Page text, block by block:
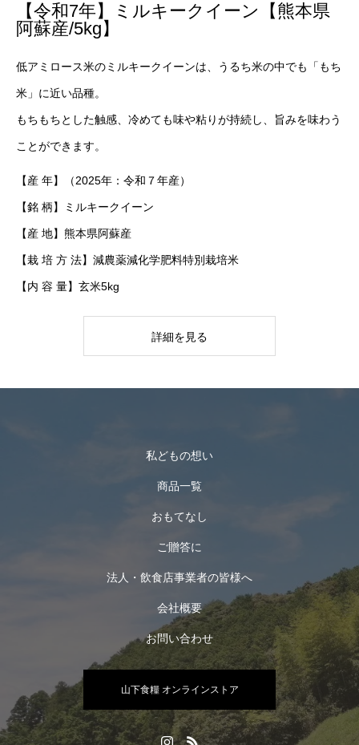
【令和7年】ミルキークイーン【熊本県
阿蘇産/5kg】
低アミロース米のミルキークイーンは、うるち米の中でも「もち
米」に近い品種。
もちもちとした触感、冷めても味や粘りが持続し、旨みを味わう
ことができます。
【産 年】（2025年：令和７年産）
【銘 柄】ミルキークイーン
【産 地】熊本県阿蘇産
【栽 培 方 法】減農薬減化学肥料特別栽培米
【内 容 量】玄米5kg
詳細を見る
私どもの想い
商品一覧
おもてなし
ご贈答に
法人・飲食店事業者の皆様へ
会社概要
お問い合わせ
山下食糧 オンラインストア